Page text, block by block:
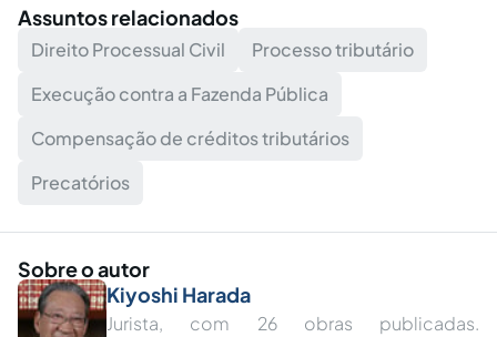
Assuntos relacionados
Direito Processual Civil
Processo tributário
Execução contra a Fazenda Pública
Compensação de créditos tributários
Precatórios
Sobre o autor
Kiyoshi Harada
Jurista, com 26 obras publicadas.